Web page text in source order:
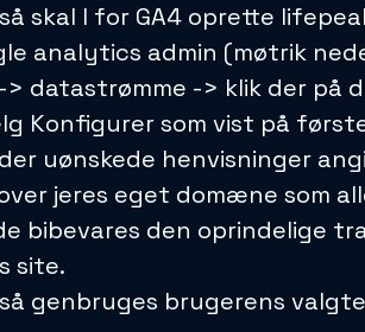
skal I for GA4 oprette
analytics admin (møtrik
datastrømme -> klik der på
Konfigurer som vist på
uønskede henvisninger
jeres eget domæne som
bibevares den oprindelige
site.
genbruges brugerens